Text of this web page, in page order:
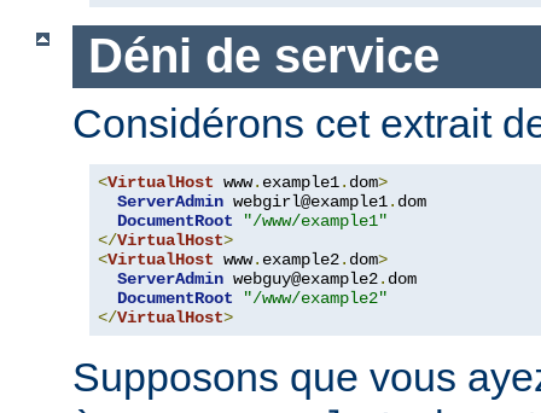
Déni de service
Considérons cet extrait
<VirtualHost www. example1. dom>
ServerAdmin webgirl@example1. dom
DocumentRoot
"/www/example1"
</VirtualHost>
<VirtualHost www. example2. dom>
ServerAdmin webguy@example2. dom
DocumentRoot
"/www/example2"
</VirtualHost>
Supposons que vous